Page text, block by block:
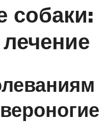
собаки: